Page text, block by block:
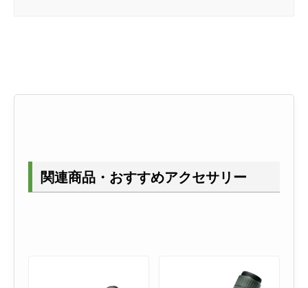
関連商品・おすすめアクセサリー